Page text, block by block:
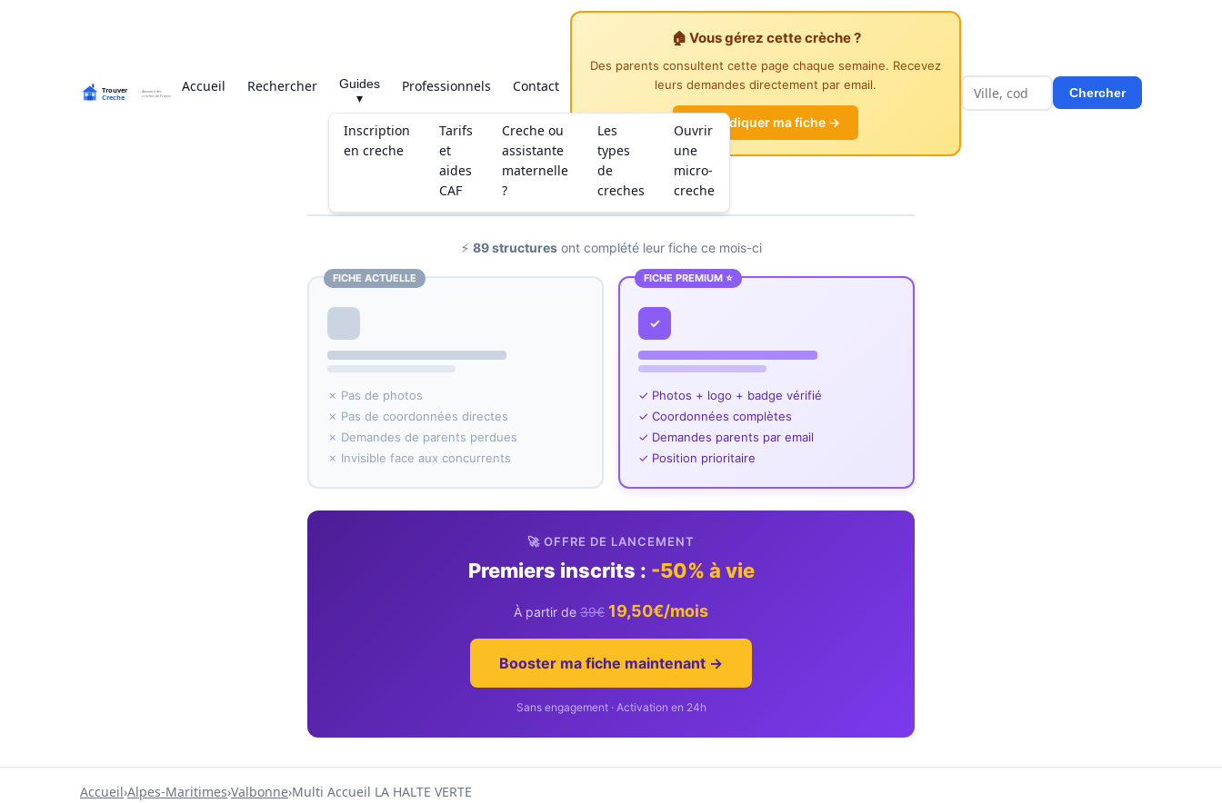
Accueil Rechercher
Guides
▾
Inscription
en creche
Tarifs
et
aides
CAF
Creche ou
assistante
maternelle
?
Les
types
de
creches
Ouvrir
une
micro-
creche
Professionnels Contact
🏠 Vous gérez cette crèche ?
Des parents consultent cette page chaque semaine. Recevez
leurs demandes directement par email.
Revendiquer ma fiche →
Chercher
⚡ 89 structuresont complété leur fiche ce mois-ci
FICHE ACTUELLE
✗ Pas de photos
✗ Pas de coordonnées directes
✗ Demandes de parents perdues
✗ Invisible face aux concurrents
FICHE PREMIUM ⭐
✓
✓ Photos + logo + badge vérifié
✓ Coordonnées complètes
✓ Demandes parents par email
✓ Position prioritaire
🚀 OFFRE DE LANCEMENT
Premiers inscrits : -50% à vie
À partir de 39€ 19,50€/mois
Booster ma fiche maintenant →
Sans engagement · Activation en 24h
Accueil›Alpes-Maritimes›Valbonne›Multi Accueil LA HALTE VERTE